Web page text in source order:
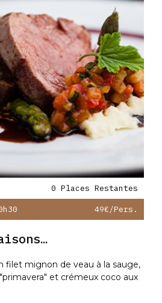
Ven 17/07 18h30-20h30
Au gré des
Apprenez à réaliser un
un crémeux fraise-rhubarbe